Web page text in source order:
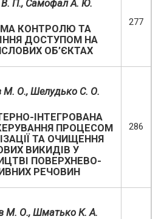
П., Самофал А. Ю.
КОНТРОЛЮ ТА
ДОСТУПОМ НА
ОБ’ЄКТАХ
277
М. О., Шелудько С. О.
ІНТЕГРОВАНА
ПРОЦЕСОМ
ТА ОЧИЩЕННЯ
ВИКИДІВ У
ПОВЕРХНЕВО-
РЕЧОВИН
286
М. О., Шматько К. А.